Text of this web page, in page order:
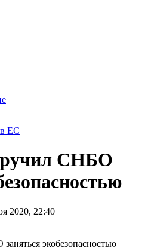
ЕС
СНБО
2020, 22:40